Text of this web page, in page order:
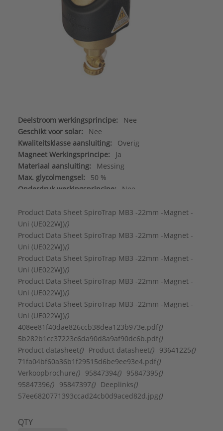
Deelstroom werkingsprincipe:
Nee
Geschikt voor solar:
Nee
Kwaliteitsklasse aansluiting:
Overig
Magneet Werkingsprincipe:
Ja
Materiaal aansluiting:
Messing
Max. glycolmengsel:
50 %
Onderdruk werkingsprincipe:
Nee
Reiniging mogelijk tijdens bedrijf: Ja
Stuwing werkingsprincipe:
Wervel werkingsprincipe: Nee
Aansluiting:
Knelring
Afvoerkraan: Ja
Bouwlengte: 92 mm
Doorstroomcapaciteit: 0 - 1,3 m³/h
Druktrap klasse:
Geschikt voor gesloten systeem:
Ja
Geschikt voor koeling:
Geschikt voor open systeem:
Nee
Geschikt voor verwarming:
Ja
Inhoud filter:
0,36 l
Kvs-waarde: 9,07
Kwaliteitsklasse materiaal behuizing: Ms 58
Maasdichtheid filter:
0,01 mm
Magneet locatie: Extern
Max. werkdruk:
Product Data Sheet SpiroTrap MB3 -22mm -Magnet -
Uni (UE022WJ)()
Product Data Sheet SpiroTrap MB3 -22mm -Magnet -
Uni (UE022WJ)()
Product Data Sheet SpiroTrap MB3 -22mm -Magnet -
Uni (UE022WJ)()
Product Data Sheet SpiroTrap MB3 -22mm -Magnet -
Uni (UE022WJ)()
Product Data Sheet SpiroTrap MB3 -22mm -Magnet -
Uni (UE022WJ)()
408ee81f40dae826ccb38dea123b973e.pdf()
5b282b1cc37223c6da90d8a9af90dc6b.pdf()
Product datasheet() Product datasheet() 93641225()
71fa04bf60a36b1f29515d6be9ee93e4.pdf()
Verkoopbrochure() 95847394() 95847395()
95847396() 95847397() Deeplinks()
57ee6820771393ccad24cb0d9aced82d.jpg()
QTY